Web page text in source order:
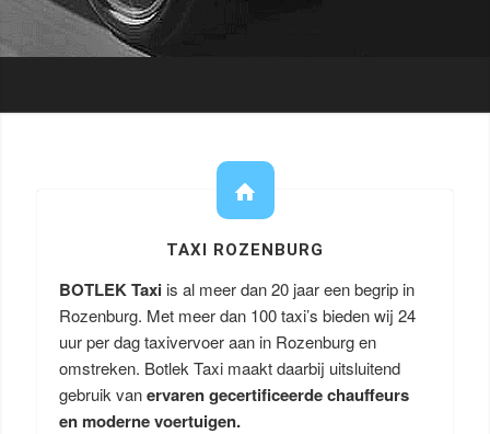
TAXI ROZENBURG
BOTLEK Taxi is al meer dan 20 jaar een begrip in
Rozenburg. Met meer dan 100 taxi’s bieden wij 24
uur per dag taxivervoer aan in Rozenburg en
omstreken. Botlek Taxi maakt daarbij uitsluitend
gebruik vanervaren gecertificeerde chauffeurs
en moderne voertuigen.